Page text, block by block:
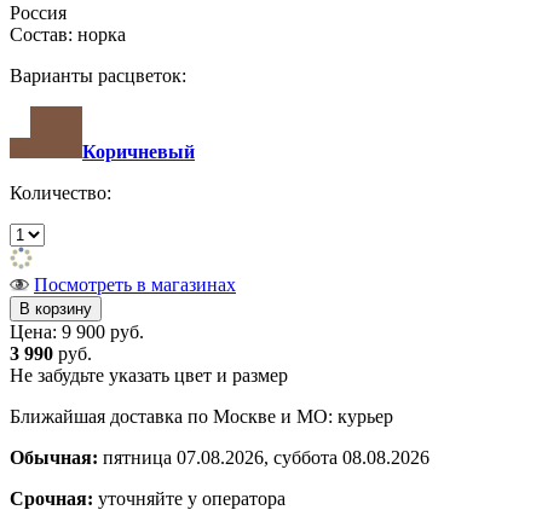
Россия
Состав: норка
Варианты расцветок:
Коричневый
Количество:
Посмотреть в магазинах
Цена: 9 900 руб.
3 990 руб.
Не забудьте указать цвет и размер
Ближайшая доставка по Москве и МО: курьер
Обычная: пятница 07.08.2026, суббота 08.08.2026
Срочная: уточняйте у оператора